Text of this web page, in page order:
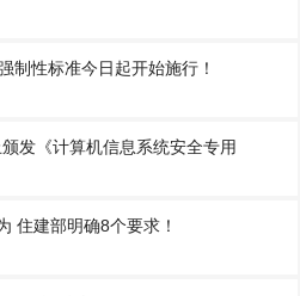
制性标准今日起开始施行！
发《计算机信息系统安全专用
住建部明确8个要求！